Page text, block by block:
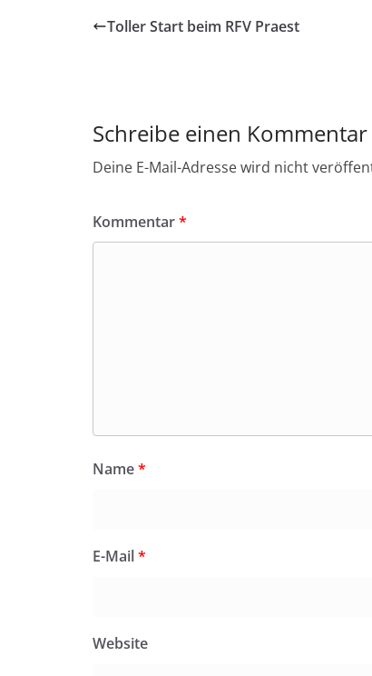
Toller Start beim RFV Praest
Schreibe einen Kommentar
Deine E-Mail-Adresse wird nicht
Kommentar*
Name*
E-Mail*
Website